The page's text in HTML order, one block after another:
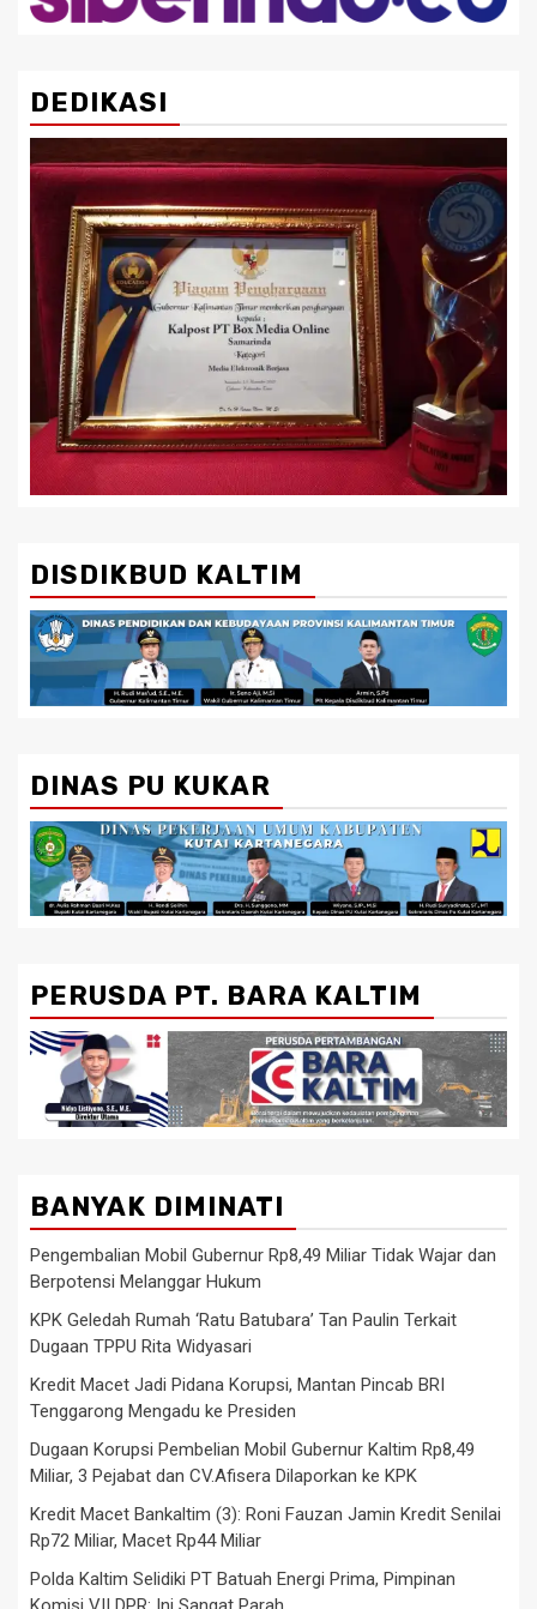
DEDIKASI
DISDIKBUD KALTIM
DINAS PU KUKAR
PERUSDA PT. BARA KALTIM
BANYAK DIMINATI
Pengembalian Mobil Gubernur Rp8,49 Miliar Tidak Wajar dan
Berpotensi Melanggar Hukum
KPK Geledah Rumah ‘Ratu Batubara’ Tan Paulin Terkait
Dugaan TPPU Rita Widyasari
Kredit Macet Jadi Pidana Korupsi, Mantan Pincab BRI
Tenggarong Mengadu ke Presiden
Dugaan Korupsi Pembelian Mobil Gubernur Kaltim Rp8,49
Miliar, 3 Pejabat dan CV.Afisera Dilaporkan ke KPK
Kredit Macet Bankaltim (3): Roni Fauzan Jamin Kredit Senilai
Rp72 Miliar, Macet Rp44 Miliar
Polda Kaltim Selidiki PT Batuah Energi Prima, Pimpinan